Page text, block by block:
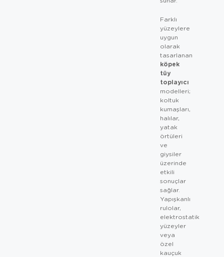
Farklı
yüzeylere
uygun
olarak
tasarlanan
köpek
tüy
toplayıcı
modelleri;
koltuk
kumaşları,
halılar,
yatak
örtüleri
ve
giysiler
üzerinde
etkili
sonuçlar
sağlar.
Yapışkanlı
rulolar,
elektrostatik
yüzeyler
veya
özel
kauçuk